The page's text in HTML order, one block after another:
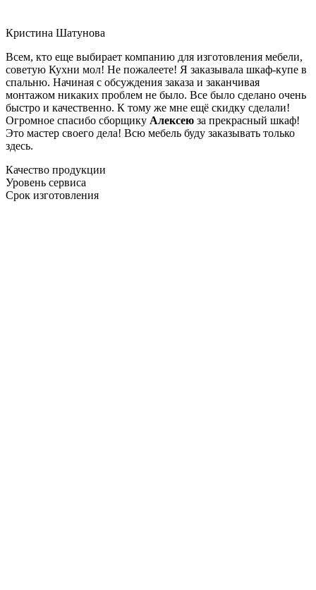
Кристина Шатунова
Всем, кто еще выбирает компанию для изготовления мебели,
советую Кухни мол! Не пожалеете! Я заказывала шкаф-купе в
спальню. Начиная с обсуждения заказа и заканчивая
монтажом никаких проблем не было. Все было сделано очень
быстро и качественно. К тому же мне ещё скидку сделали!
Огромное спасибо сборщику Алексею за прекрасный шкаф!
Это мастер своего дела! Всю мебель буду заказывать только
здесь.
Качество продукции
Уровень сервиса
Срок изготовления